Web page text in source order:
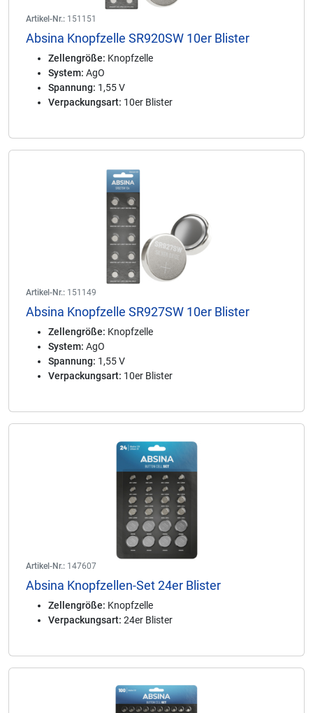
Artikel-Nr.: 151151
Absina Knopfzelle SR920SW 10er Blister
Zellengröße: Knopfzelle
System: AgO
Spannung: 1,55 V
Verpackungsart: 10er Blister
Artikel-Nr.: 151149
Absina Knopfzelle SR927SW 10er Blister
Zellengröße: Knopfzelle
System: AgO
Spannung: 1,55 V
Verpackungsart: 10er Blister
Artikel-Nr.: 147607
Absina Knopfzellen-Set 24er Blister
Zellengröße: Knopfzelle
Verpackungsart: 24er Blister